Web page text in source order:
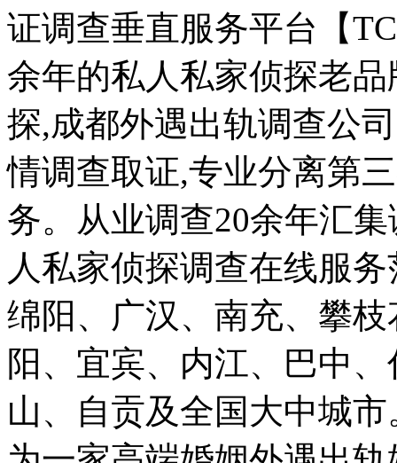
证调查垂直服务平台【
余年的私人私家侦探老
探,成都外遇出轨调查公
情调查取证,专业分离第
务。从业调查20余年汇
人私家侦探调查在线服
绵阳、广汉、南充、攀
阳、宜宾、内江、巴中
山、自贡及全国大中城